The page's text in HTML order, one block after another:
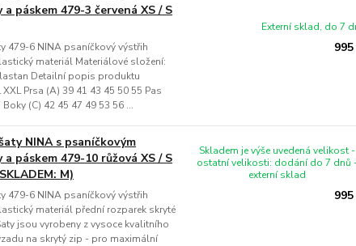
páskem 479-3 červená XS / S
479-6 NINA psaníčkový výstřih
materiál Materiálové složení:
Detailní popis produktu
XXL Prsa (A) 39 41 43 45 50 55 Pas
(C) 42 45 47 49 53 56 ...
Externí sklad, do 7
NINA s psaníčkovým
páskem 479-10 růžová XS / S
M)
479-6 NINA psaníčkový výstřih
materiál přední rozparek skryté
jsou vyrobeny z vysoce kvalitního
na skrytý zip - pro maximální
Skladem je výše uvedená velikost -
ostatní velikosti: dodání do 7 dnů
externí sklad